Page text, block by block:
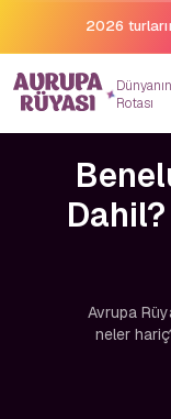
2026
Dünyanın
Rotası
Avrupa
neler